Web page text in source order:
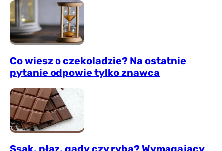
Co wiesz o czekoladzie? Na ostatnie
pytanie odpowie tylko znawca
Ssak, płaz, gady czy ryba? Wymagający